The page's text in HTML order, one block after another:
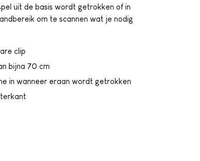
uit de basis wordt getrokken of in
om te scannen wat je nodig
clip
bijna 70 cm
in wanneer eraan wordt getrokken